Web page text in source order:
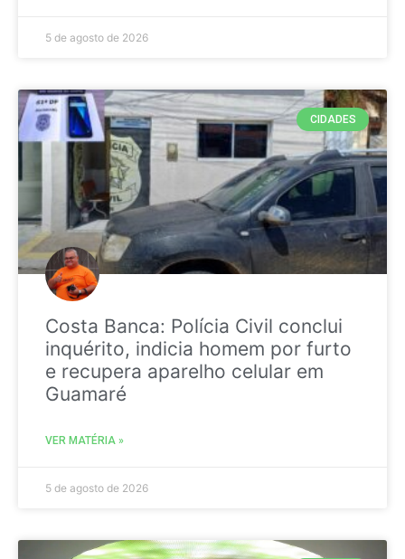
5 de agosto de 2026
CIDADES
Costa Banca: Polícia Civil conclui
inquérito, indicia homem por furto
e recupera aparelho celular em
Guamaré
VER MATÉRIA »
5 de agosto de 2026